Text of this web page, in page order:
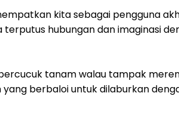
kita sebagai pengguna
hubungan dan imaginasi
tanam walau tampak
berbaloi untuk dilaburkan